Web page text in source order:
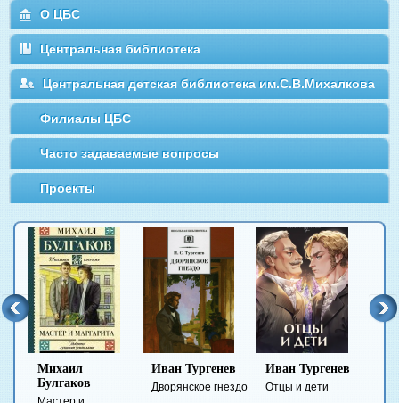
О ЦБС
Центральная библиотека
Центральная детская библиотека им.С.В.Михалкова
Филиалы ЦБС
Часто задаваемые вопросы
Проекты
Михаил
Булгаков
Иван Тургенев
Дворянское гнездо
Иван Тургенев
Отцы и дети